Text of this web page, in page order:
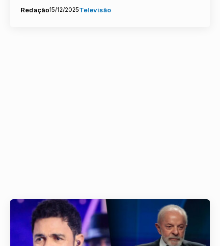
Redação15/12/2025Televisão